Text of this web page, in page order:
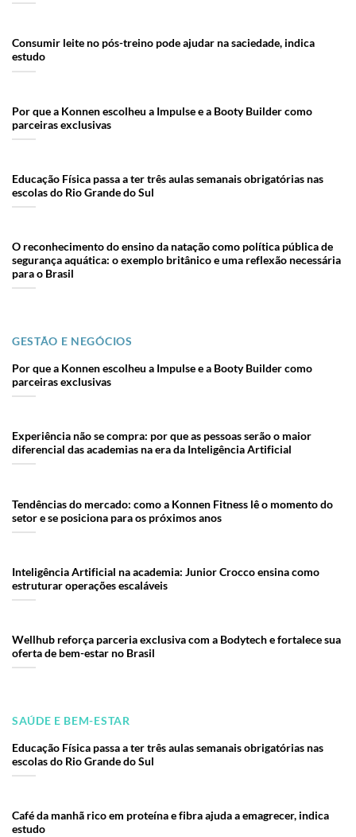
Consumir leite no pós-treino pode ajudar na saciedade, indica
estudo
Por que a Konnen escolheu a Impulse e a Booty Builder como
parceiras exclusivas
Educação Física passa a ter três aulas semanais obrigatórias nas
escolas do Rio Grande do Sul
O reconhecimento do ensino da natação como política pública de
segurança aquática: o exemplo britânico e uma reflexão necessária
para o Brasil
GESTÃO E NEGÓCIOS
Por que a Konnen escolheu a Impulse e a Booty Builder como
parceiras exclusivas
Experiência não se compra: por que as pessoas serão o maior
diferencial das academias na era da Inteligência Artificial
Tendências do mercado: como a Konnen Fitness lê o momento do
setor e se posiciona para os próximos anos
Inteligência Artificial na academia: Junior Crocco ensina como
estruturar operações escaláveis
Wellhub reforça parceria exclusiva com a Bodytech e fortalece sua
oferta de bem-estar no Brasil
SAÚDE E BEM-ESTAR
Educação Física passa a ter três aulas semanais obrigatórias nas
escolas do Rio Grande do Sul
Café da manhã rico em proteína e fibra ajuda a emagrecer, indica
estudo